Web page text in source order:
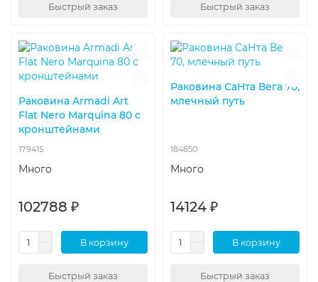
Быстрый заказ Быстрый заказ
Раковина Armadi Art
Flat Nero Marquina 80 с
кронштейнами
179415
Много
102788 ₽
В корзину
Быстрый заказ
Раковина СаНта Вега 70,
млечный путь
184850
Много
14124 ₽
В корзину
Быстрый заказ